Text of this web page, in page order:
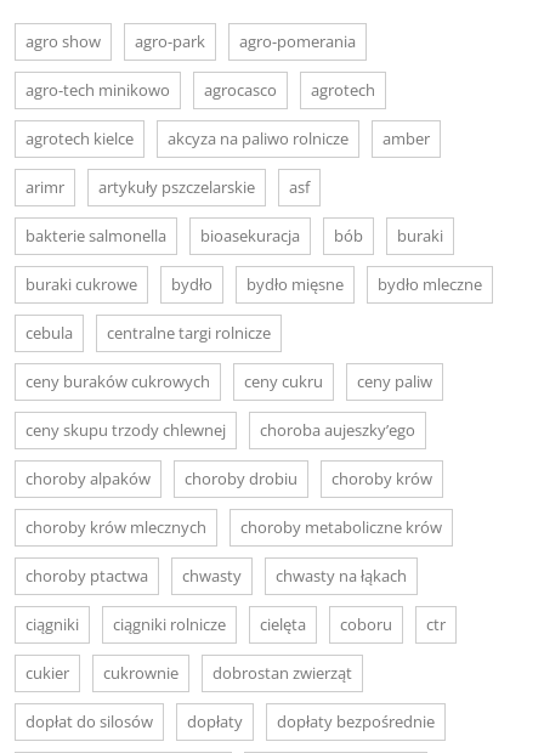
agro show agro-park agro-pomerania
agro-tech minikowo agrocasco agrotech
agrotech kielce akcyza na paliwo rolnicze amber
arimr artykuły pszczelarskie asf
bakterie salmonella bioasekuracja bób buraki
buraki cukrowe bydło bydło mięsne bydło mleczne
cebula centralne targi rolnicze
ceny buraków cukrowych ceny cukru ceny paliw
ceny skupu trzody chlewnej choroba aujeszky’ego
choroby alpaków choroby drobiu choroby krów
choroby krów mlecznych choroby metaboliczne krów
choroby ptactwa chwasty chwasty na łąkach
ciągniki ciągniki rolnicze cielęta coboru ctr
cukier cukrownie dobrostan zwierząt
dopłat do silosów dopłaty dopłaty bezpośrednie